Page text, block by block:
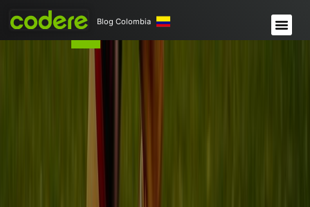
Blog Colombia